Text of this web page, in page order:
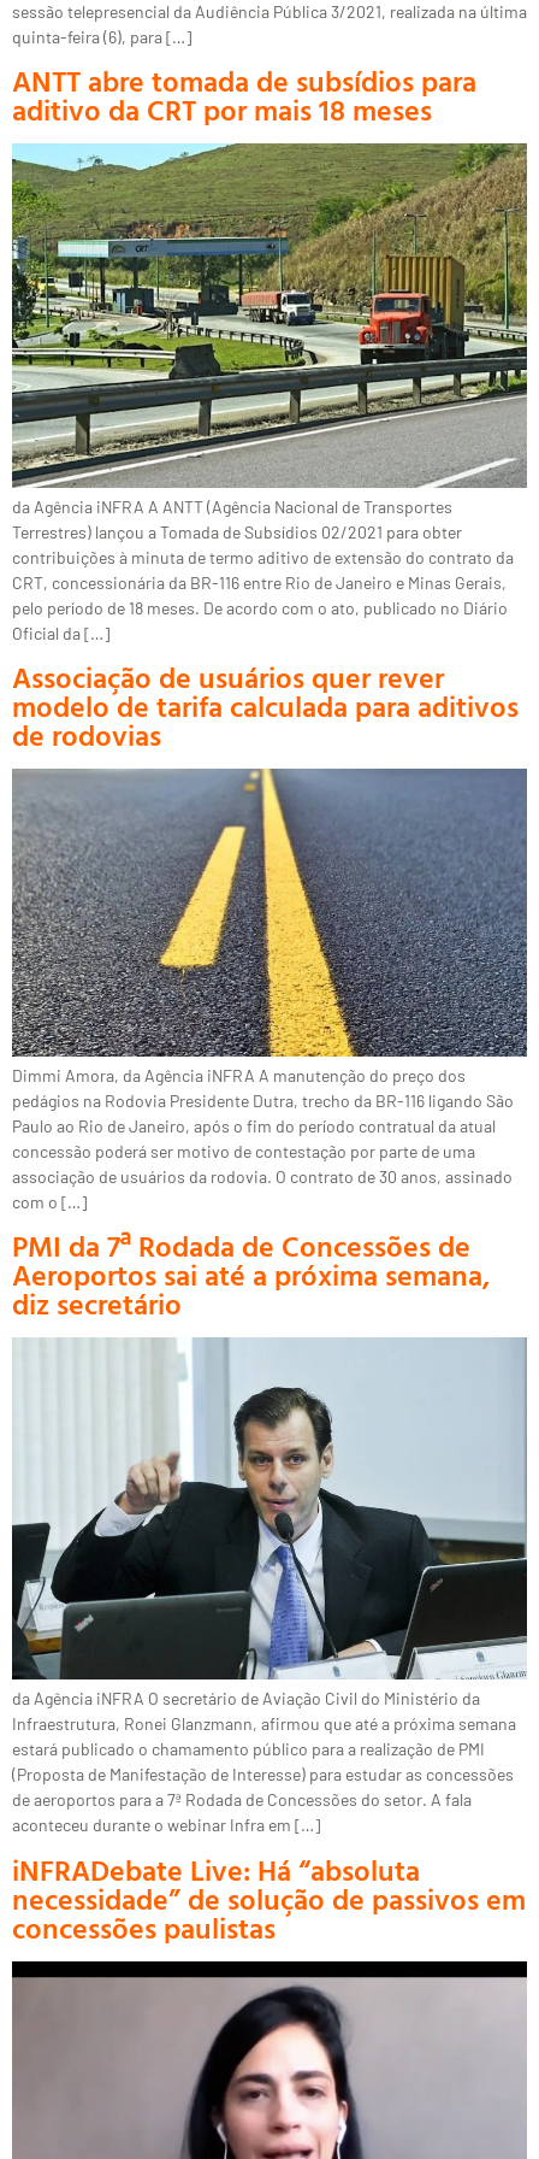
sessão telepresencial da Audiência Pública 3/2021, realizada na última
quinta-feira (6), para […]
ANTT abre tomada de subsídios para
aditivo da CRT por mais 18 meses
da Agência iNFRA A ANTT (Agência Nacional de Transportes
Terrestres) lançou a Tomada de Subsídios 02/2021 para obter
contribuições à minuta de termo aditivo de extensão do contrato da
CRT, concessionária da BR-116 entre Rio de Janeiro e Minas Gerais,
pelo período de 18 meses. De acordo com o ato, publicado no Diário
Oficial da […]
Associação de usuários quer rever
modelo de tarifa calculada para aditivos
de rodovias
Dimmi Amora, da Agência iNFRA A manutenção do preço dos
pedágios na Rodovia Presidente Dutra, trecho da BR-116 ligando São
Paulo ao Rio de Janeiro, após o fim do período contratual da atual
concessão poderá ser motivo de contestação por parte de uma
associação de usuários da rodovia. O contrato de 30 anos, assinado
com o […]
PMI da 7ª Rodada de Concessões de
Aeroportos sai até a próxima semana,
diz secretário
da Agência iNFRA O secretário de Aviação Civil do Ministério da
Infraestrutura, Ronei Glanzmann, afirmou que até a próxima semana
estará publicado o chamamento público para a realização de PMI
(Proposta de Manifestação de Interesse) para estudar as concessões
de aeroportos para a 7ª Rodada de Concessões do setor. A fala
aconteceu durante o webinar Infra em […]
iNFRADebate Live: Há “absoluta
necessidade” de solução de passivos em
concessões paulistas